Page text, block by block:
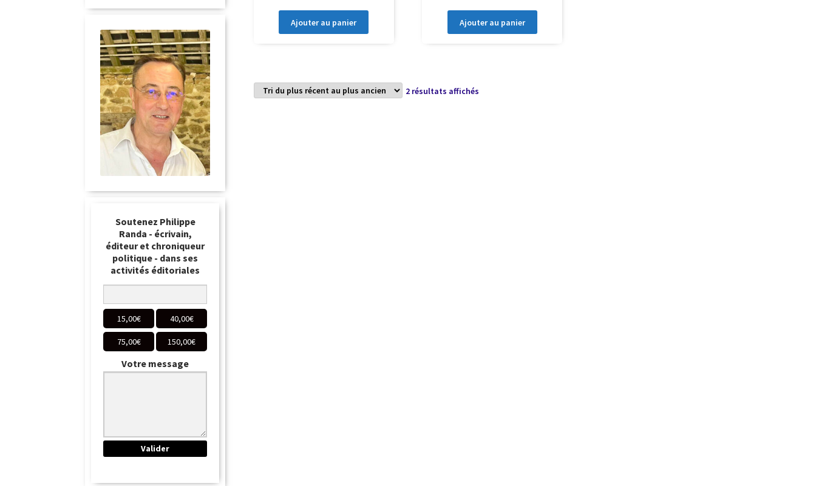
Ajouter au panier Ajouter au panier
2 résultats affichésTrié
Soutenez Philippe
Randa - écrivain,
éditeur et chroniqueur
politique - dans ses
activités éditoriales
15,00€ 40,00€
75,00€ 150,00€
Votre message